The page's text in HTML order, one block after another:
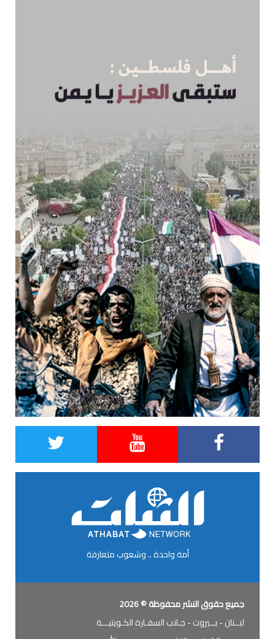
أمة واحدة .. وشعوب متعارفة
جميع حقوق النشر محفوظة © 2026
لبــنان - بــيروت - جـانب السفـارة الكـويتيـــة